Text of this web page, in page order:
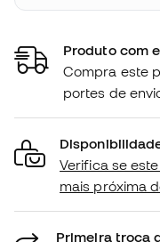
Produto com
Compra este
portes de
Verifica se
mais próxima
Primeira troca